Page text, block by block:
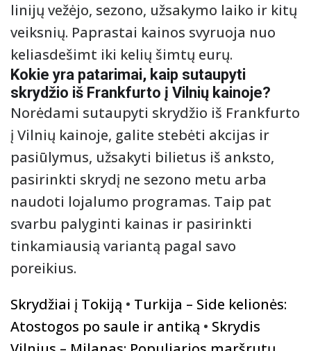
linijų vežėjo, sezono, užsakymo laiko ir kitų
veiksnių. Paprastai kainos svyruoja nuo
keliasdešimt iki kelių šimtų eurų.
Kokie yra patarimai, kaip sutaupyti
skrydžio iš Frankfurto į Vilnių kainoje?
Norėdami sutaupyti skrydžio iš Frankfurto
į Vilnių kainoje, galite stebėti akcijas ir
pasiūlymus, užsakyti bilietus iš anksto,
pasirinkti skrydį ne sezono metu arba
naudoti lojalumo programas. Taip pat
svarbu palyginti kainas ir pasirinkti
tinkamiausią variantą pagal savo
poreikius.
Skrydžiai į Tokiją • Turkija – Side kelionės:
Atostogos po saule ir antiką • Skrydis